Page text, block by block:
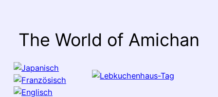
The World of Amichan